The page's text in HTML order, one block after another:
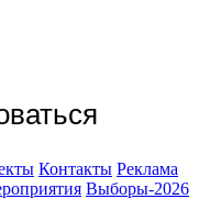
Контакты Реклама
Выборы-2026